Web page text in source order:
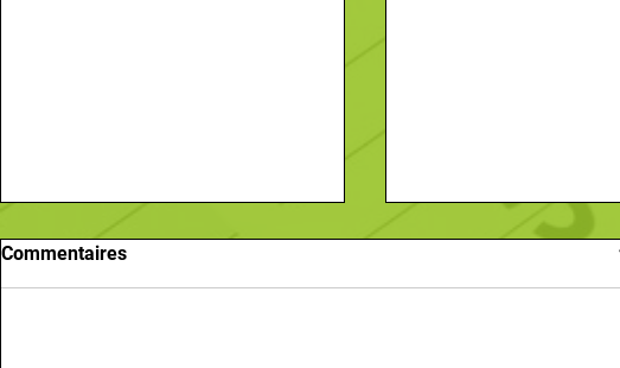
Commentaires